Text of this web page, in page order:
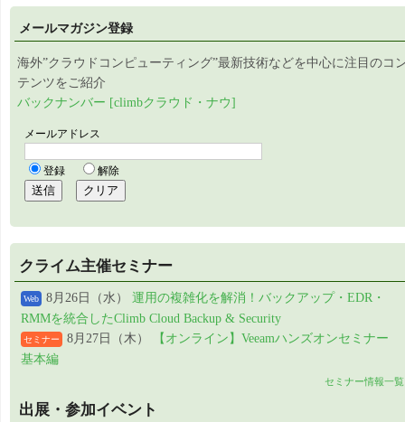
メールマガジン登録
海外”クラウドコンピューティング”最新技術などを中心に注目のコ
テンツをご紹介
バックナンバー [climbクラウド・ナウ]
クライム主催セミナー
Web 8月26日（水） 運用の複雑化を解消！バックアップ・EDR・
RMMを統合したClimb Cloud Backup & Security
セミナー 8月27日（木）
【オンライン】Veeamハンズオンセミナー
基本編
セミナー情報一覧
出展・参加イベント